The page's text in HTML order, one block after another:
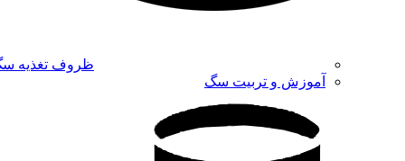
ظروف تغذیه
آموزش و تربیت سگ